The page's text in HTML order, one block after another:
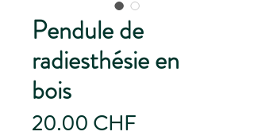
Pendule de
radiesthésie en
bois
20.00 CHFPrix